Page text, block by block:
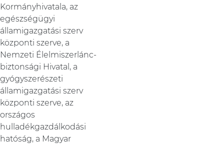
Kormányhivatala, az
egészségügyi
államigazgatási szerv
központi szerve, a
Nemzeti Élelmiszerlánc-
biztonsági Hivatal, a
gyógyszerészeti
államigazgatási szerv
központi szerve, az
országos
hulladékgazdálkodási
hatóság, a Magyar